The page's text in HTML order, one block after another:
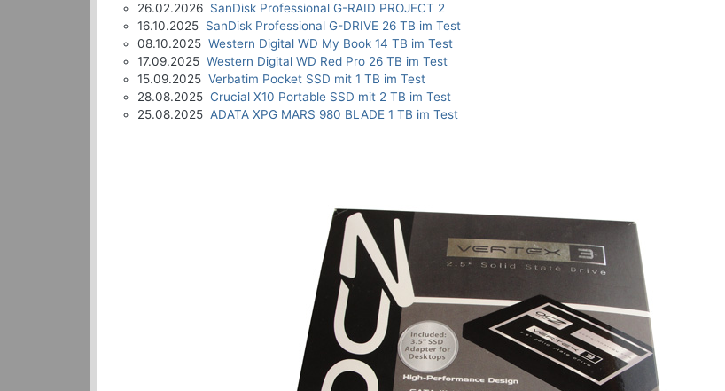
26.02.2026 SanDisk Professional G-RAID PROJECT 2
16.10.2025 SanDisk Professional G-DRIVE 26 TB im Test
08.10.2025 Western Digital WD My Book 14 TB im Test
17.09.2025 Western Digital WD Red Pro 26 TB im Test
15.09.2025 Verbatim Pocket SSD mit 1 TB im Test
28.08.2025 Crucial X10 Portable SSD mit 2 TB im Test
25.08.2025 ADATA XPG MARS 980 BLADE 1 TB im Test